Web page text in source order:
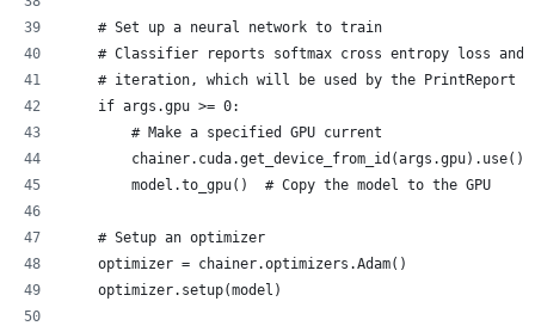
    # Set up a neural network to train
# Classifier reports softmax cross entropy loss and
# iteration, which will be used by the PrintReport
    if args.gpu >= 0:
        # Make a specified GPU current
        chainer.cuda.get_device_from_id(args.gpu).use()
        model.to_gpu()  # Copy the model to the GPU
    # Setup an optimizer
    optimizer = chainer.optimizers.Adam()
    optimizer.setup(model)